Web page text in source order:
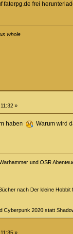
faterpg.de frei
whole
»
haben
Warum wird
und OSR
nach Der kleine
Cyberpunk 2020 statt
»